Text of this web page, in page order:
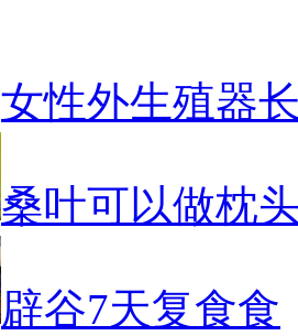
女性外生殖器
桑叶可以做枕
辟谷7天复食食